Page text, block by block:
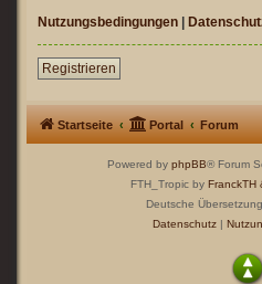
Nutzungsbedingungen |
Registrieren
Startseite Portal Forum
Powered by phpBB® Forum
FTH_Tropic by FranckTH
Deutsche
Datenschutz|